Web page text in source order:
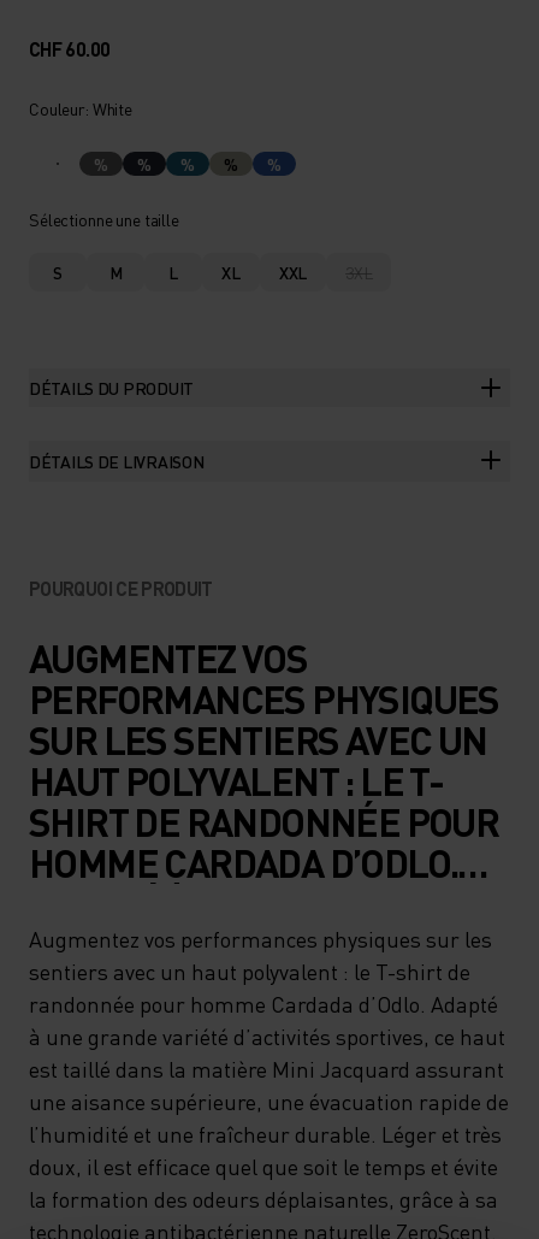
CHF 60.00
Couleur: White
% % % % %
Sélectionne une taille
S M L XL XXL 3XL
DÉTAILS DU PRODUIT
DÉTAILS DE LIVRAISON
POURQUOI CE PRODUIT
AUGMENTEZ VOS
PERFORMANCES PHYSIQUES
SUR LES SENTIERS AVEC UN
HAUT POLYVALENT : LE T-
SHIRT DE RANDONNÉE POUR
HOMME CARDADA D’ODLO.
VARIÉTÉ D’ACTIVITÉS
SPORTIVES, CE HAUT EST
TAILLÉ DANS LA MATIÈRE
MINI JACQUARD ASSURANT
UNE AISANCE SUPÉRIEURE,
UNE ÉVACUATION RAPIDE DE
L’HUMIDITÉ ET UNE
Augmentez vos performances physiques sur les
sentiers avec un haut polyvalent : le T-shirt de
randonnée pour homme Cardada d’Odlo. Adapté
à une grande variété d’activités sportives, ce haut
est taillé dans la matière Mini Jacquard assurant
une aisance supérieure, une évacuation rapide de
l’humidité et une fraîcheur durable. Léger et très
doux, il est efficace quel que soit le temps et évite
la formation des odeurs déplaisantes, grâce à sa
technologie antibactérienne naturelle ZeroScent.